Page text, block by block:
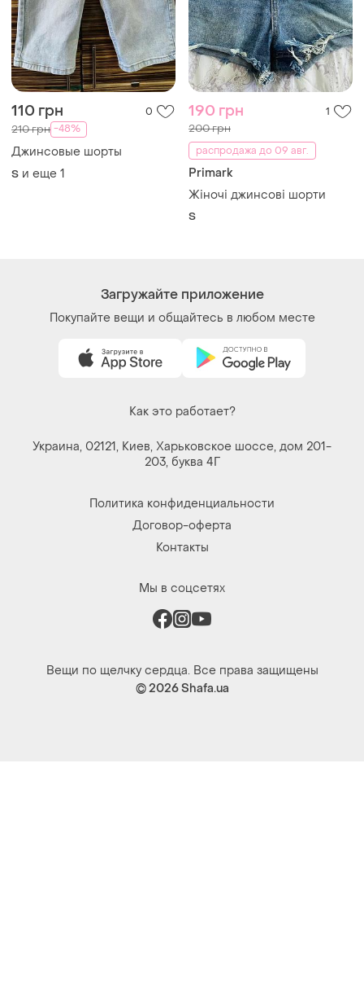
110 грн 0
210 грн -48%
Джинсовые шорты
S и еще 1
190 грн 1
200 грн
распродажа до 09 авг.
Primark
Жіночі джинсові шорти
S
Загружайте приложение
Покупайте вещи и общайтесь в любом месте
Как это работает?
Украина, 02121, Киев, Харьковское шоссе, дом 201-
203, буква 4Г
Политика конфиденциальности
Договор-оферта
Контакты
Мы в соцсетях
Вещи по щелчку сердца. Все права защищены
© 2026Shafa.ua